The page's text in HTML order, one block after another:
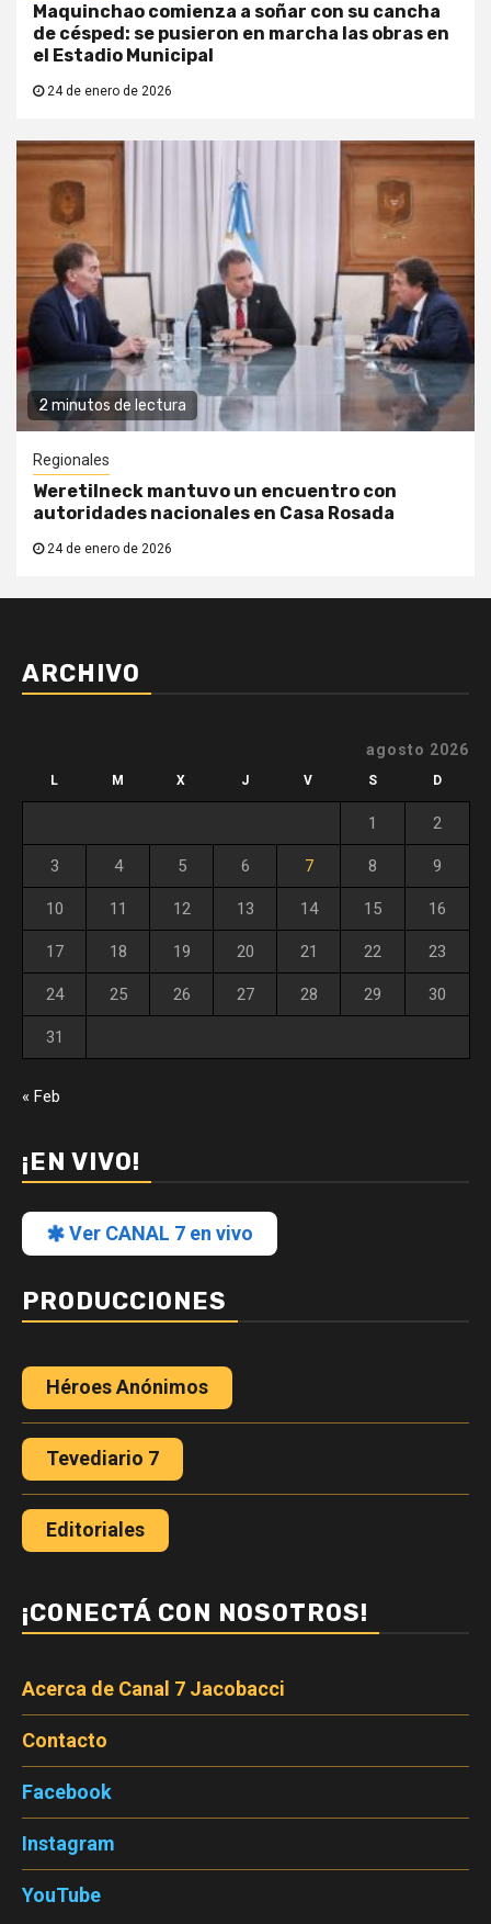
Maquinchao comienza a soñar con su cancha
de césped: se pusieron en marcha las obras en
el Estadio Municipal
24 de enero de 2026
2 minutos de lectura
Regionales
Weretilneck mantuvo un encuentro con
autoridades nacionales en Casa Rosada
24 de enero de 2026
ARCHIVO
agosto 2026
L M X J V S D
1 2
3 4 5 6 7 8 9
10 11 12 13 14 15 16
17 18 19 20 21 22 23
24 25 26 27 28 29 30
31
« Feb
¡EN VIVO!
Ver CANAL 7 en vivo
PRODUCCIONES
Héroes Anónimos
Tevediario 7
Editoriales
¡CONECTÁ CON NOSOTROS!
Acerca de Canal 7 Jacobacci
Contacto
Facebook
Instagram
YouTube